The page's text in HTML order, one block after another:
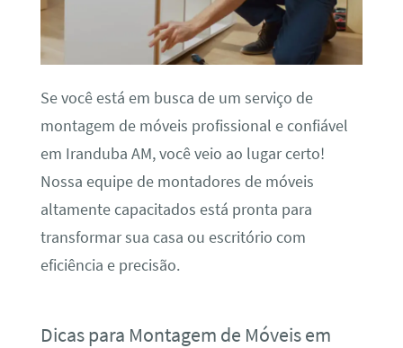
Se você está em busca de um serviço de
montagem de móveis profissional e confiável
em Iranduba AM, você veio ao lugar certo!
Nossa equipe de montadores de móveis
altamente capacitados está pronta para
transformar sua casa ou escritório com
eficiência e precisão.
Dicas para Montagem de Móveis em